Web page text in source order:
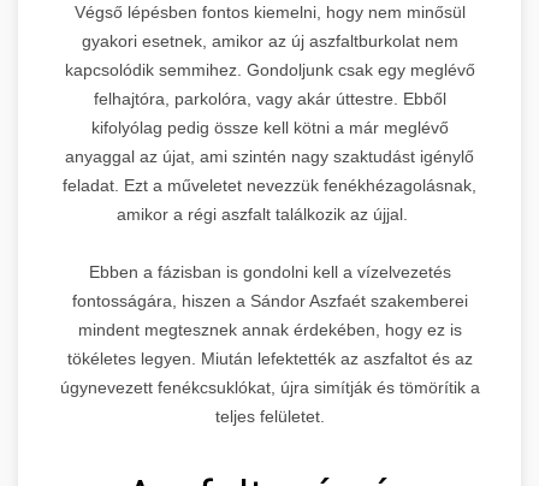
Végső lépésben fontos kiemelni, hogy nem minősül
gyakori esetnek, amikor az új aszfaltburkolat nem
kapcsolódik semmihez. Gondoljunk csak egy meglévő
felhajtóra, parkolóra, vagy akár úttestre. Ebből
kifolyólag pedig össze kell kötni a már meglévő
anyaggal az újat, ami szintén nagy szaktudást igénylő
feladat. Ezt a műveletet nevezzük fenékhézagolásnak,
amikor a régi aszfalt találkozik az újjal.
Ebben a fázisban is gondolni kell a vízelvezetés
fontosságára, hiszen a Sándor Aszfaét szakemberei
mindent megtesznek annak érdekében, hogy ez is
tökéletes legyen. Miután lefektették az aszfaltot és az
úgynevezett fenékcsuklókat, újra simítják és tömörítik a
teljes felületet.